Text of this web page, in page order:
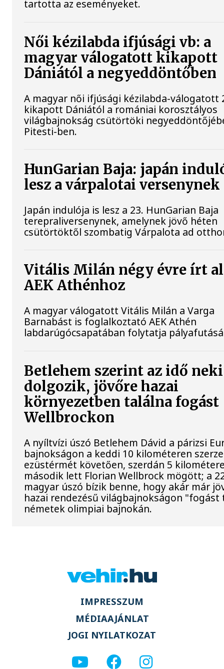
tartotta az eseményeket.
Női kézilabda ifjúsági vb: a
magyar válogatott kikapott
Dániától a negyeddöntőben
A magyar női ifjúsági kézilabda-válogatott
kikapott Dániától a romániai korosztályos
világbajnokság csütörtöki
Pitesti-ben.
HunGarian Baja: japán
lesz a várpalotai versenynek
Japán indulója is lesz a 23. HunGarian Baja
terepraliversenynek, amelynek jövő héten
csütörtöktől szombatig Várpalota ad
Vitális Milán négy évre írt
AEK Athénhoz
A magyar válogatott Vitális Milán a Varga
Barnabást is foglalkoztató AEK Athén
labdarúgócsapatában folytatja
Betlehem szerint az idő neki
dolgozik, jövőre hazai
környezetben találna fogást
Wellbrockon
A nyíltvízi úszó Betlehem Dávid a párizsi
bajnokságon a keddi 10 kilométeren
ezüstérmét követően, szerdán 5
második lett Florian Wellbrock mögött; a
magyar úszó bízik benne, hogy akár már
hazai rendezésű világbajnokságon "fogást
németek olimpiai bajnokán.
IMPRESSZUM
MÉDIAAJÁNLAT
JOGI NYILATKOZAT